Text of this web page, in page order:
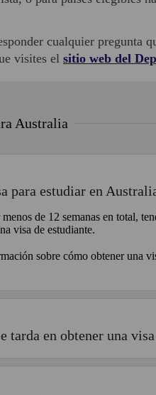
cualquier pregunta
visites el sitio web del
Australia
para estudiar en
de 12 semanas en total,
visa de estudiante.
sobre cómo obtener una
tarda en obtener una